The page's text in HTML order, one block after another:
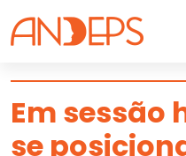
Skip to content
Em sessão
se